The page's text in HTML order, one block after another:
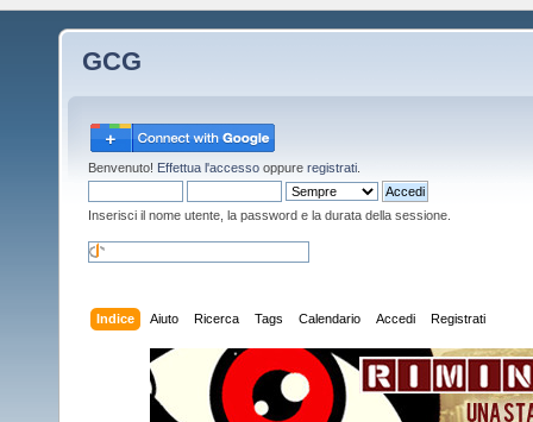
GCG
Benvenuto! Effettua l'accesso oppure registrati
Inserisci il nome utente, la password e la durata della sessione.
Indice Aiuto Ricerca Tags Calendario Accedi Registrati